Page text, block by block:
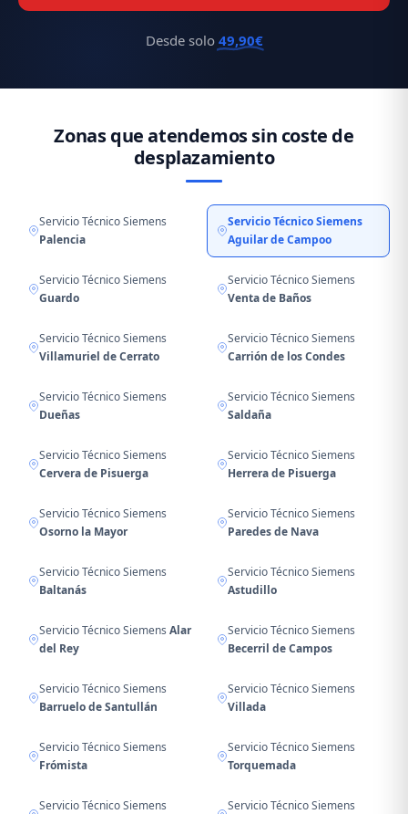
Desde solo 49,90€
Zonas que atendemos sin coste de
desplazamiento
Servicio Técnico Siemens
Palencia
Servicio Técnico Siemens
Aguilar de Campoo
Servicio Técnico Siemens
Guardo
Servicio Técnico Siemens
Venta de Baños
Servicio Técnico Siemens
Villamuriel de Cerrato
Servicio Técnico Siemens
Carrión de los Condes
Servicio Técnico Siemens
Dueñas
Servicio Técnico Siemens
Saldaña
Servicio Técnico Siemens
Cervera de Pisuerga
Servicio Técnico Siemens
Herrera de Pisuerga
Servicio Técnico Siemens
Osorno la Mayor
Servicio Técnico Siemens
Paredes de Nava
Servicio Técnico Siemens
Baltanás
Servicio Técnico Siemens
Astudillo
Servicio Técnico Siemens Alar
del Rey
Servicio Técnico Siemens
Becerril de Campos
Servicio Técnico Siemens
Barruelo de Santullán
Servicio Técnico Siemens
Villada
Servicio Técnico Siemens
Frómista
Servicio Técnico Siemens
Torquemada
Servicio Técnico Siemens
Servicio Técnico Siemens